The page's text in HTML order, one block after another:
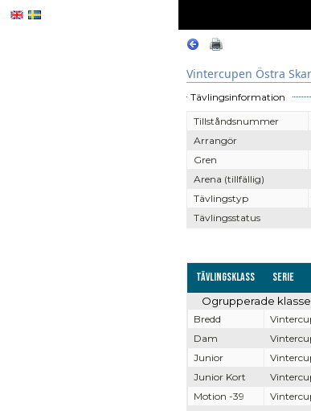
Vintercupen Östra
Tävlingsinformation
Tillståndsnummer
Arrangör
Gren
Arena (tillfällig)
Tävlingstyp
Tävlingsstatus
Tävlingsklass Serie
Ogrupperade
Bredd
Dam
Junior
Junior Kort
Motion -39